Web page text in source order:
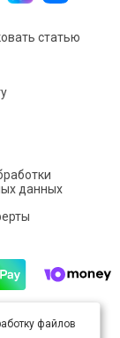
статью
данных
Creative
файлов